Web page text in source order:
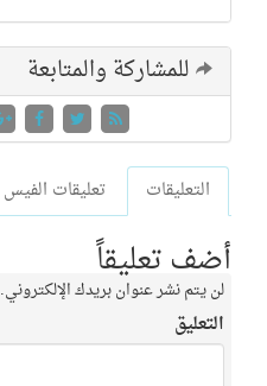
للمشاركة والمتابعة
التعليقات تعليقات
أضف تعليقاً
لن يتم نشر عنوان بريدك الإلكتروني.
التعليق